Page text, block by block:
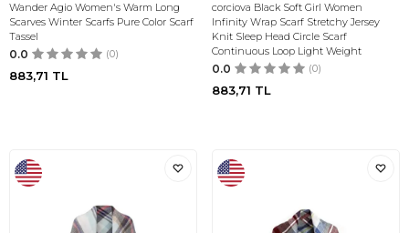
Wander Agio Women's Warm Long
Scarves Winter Scarfs Pure Color Scarf
Tassel
0.0 (0)
883,71 TL
corciova Black Soft Girl Women
Infinity Wrap Scarf Stretchy Jersey
Knit Sleep Head Circle Scarf
Continuous Loop Light Weight
0.0 (0)
883,71 TL